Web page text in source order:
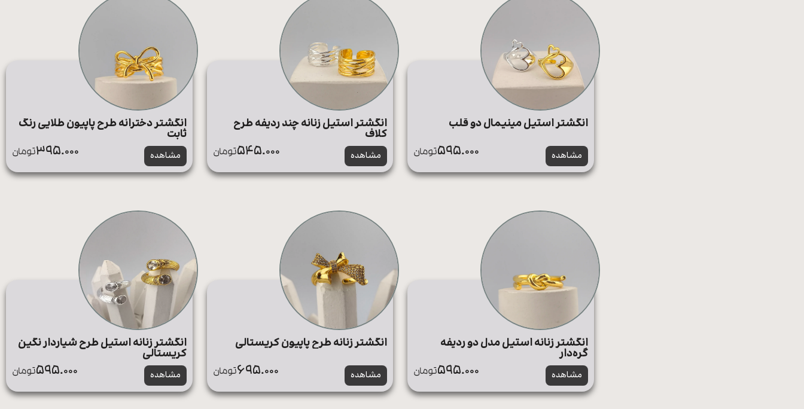
انگشتر استیل مینیمال دو قلب
مشاهده 595.000تومان
انگشتر استیل زنانه چند ردیفه طرح
کلاف
مشاهده 545.000تومان
انگشتر دخترانه طرح پاپیون طلایی رنگ
ثابت
مشاهده 395.000تومان
انگشتر زنانه استیل مدل دو ردیفه
گره‌دار
مشاهده 595.000تومان
انگشتر زنانه طرح پاپیون کریستالی
مشاهده 695.000تومان
انگشتر زنانه استیل طرح شیاردار نگین
کریستالی
مشاهده 595.000تومان